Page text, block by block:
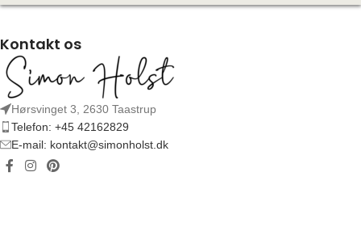
Kontakt os
Hørsvinget 3, 2630 Taastrup
Telefon: +45 42162829
E-mail: kontakt@simonholst.dk